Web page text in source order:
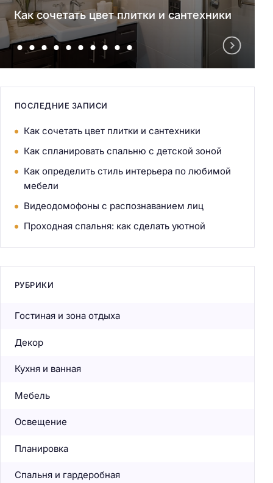
Как сочетать цвет плитки и сантехники
ПОСЛЕДНИЕ ЗАПИСИ
Как сочетать цвет плитки и сантехники
Как спланировать спальню с детской зоной
Как определить стиль интерьера по любимой
мебели
Видеодомофоны с распознаванием лиц
Проходная спальня: как сделать уютной
РУБРИКИ
Гостиная и зона отдыха
Декор
Кухня и ванная
Мебель
Освещение
Планировка
Спальня и гардеробная